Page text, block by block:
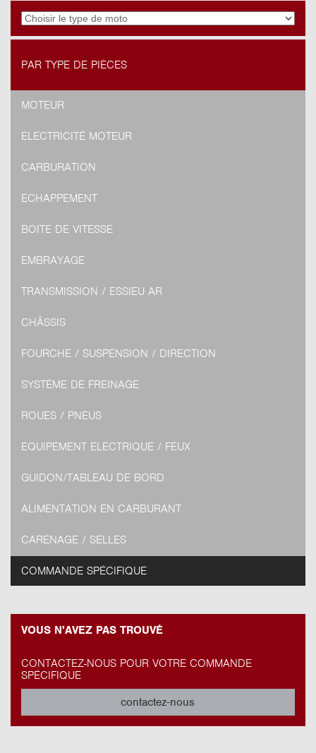
PAR TYPE DE PIÈCES
MOTEUR
ELECTRICITÉ MOTEUR
CARBURATION
ECHAPPEMENT
BOITE DE VITESSE
EMBRAYAGE
TRANSMISSION / ESSIEU AR
CHÂSSIS
FOURCHE / SUSPENSION / DIRECTION
SYSTÈME DE FREINAGE
ROUES / PNEUS
EQUIPEMENT ELECTRIQUE / FEUX
GUIDON/TABLEAU DE BORD
ALIMENTATION EN CARBURANT
CARÉNAGE / SELLES
COMMANDE SPÉCIFIQUE
VOUS N'AVEZ PAS TROUVÉ
CONTACTEZ-NOUS POUR VOTRE COMMANDE
SPÉCIFIQUE
contactez-nous